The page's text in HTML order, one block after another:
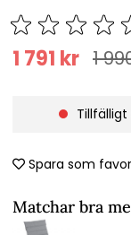
1
1 791 kr
Tillfälligt
Spara som
Matchar bra